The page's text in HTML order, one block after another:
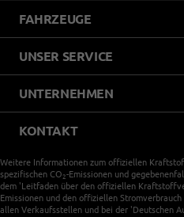
FAHRZEUGE
UNSER SERVICE
UNTERNEHMEN
KONTAKT
Weitere Informationen zum offiziellen
spezifischen CO 2-Emissionen und
dem 'Leitfaden über den offiziellen
Emissionen und den offiziellen
allen Verkaufsstellen und bei der 'Deutschen